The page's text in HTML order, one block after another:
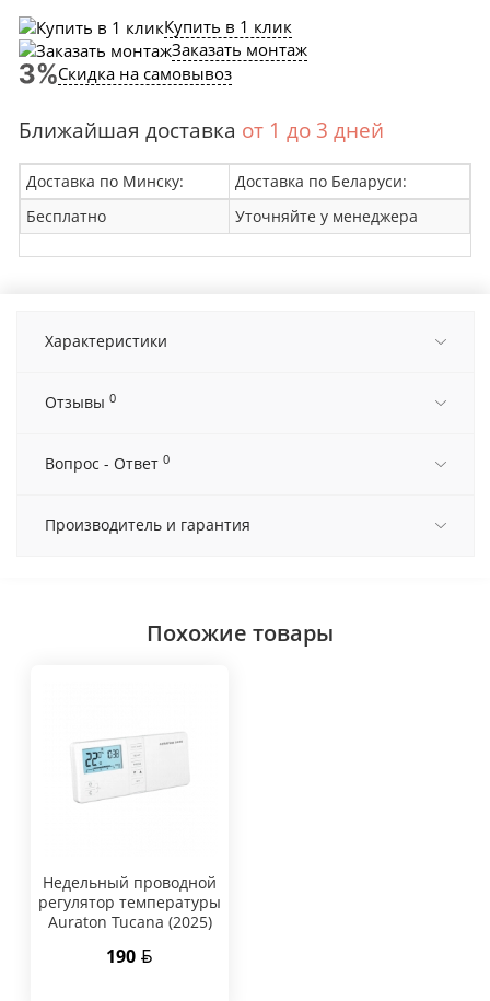
Купить в 1 клик
Заказать монтаж
Скидка на самовывоз
Ближайшая доставка от 1 до 3 дней
Доставка по Минску:
Доставка по Беларуси:
Бесплатно
Уточняйте у менеджера
Характеристики
Отзывы 0
Вопрос - Ответ 0
Производитель и гарантия
Похожие товары
Hедельный проводной
регулятор температуры
Auraton Tucana (2025)
190